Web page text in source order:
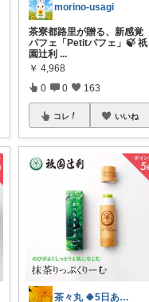
morino-usagi
茶寮都路里が贈る、新感覚
パフェ「Petitパフェ」🍃 祇
園辻利 ...
￥ 4,968
0 0 163
コレ いいね
茶々丸 🍀5日ありがとう💞💞